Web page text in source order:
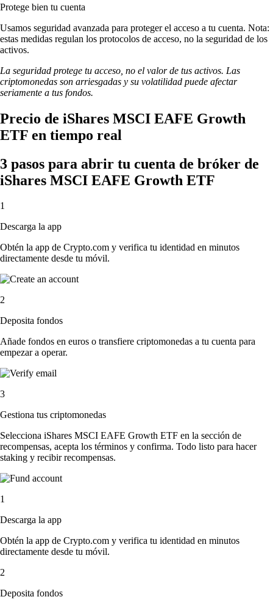
Protege bien tu cuenta
Usamos seguridad avanzada para proteger el acceso a tu cuenta. Nota:
estas medidas regulan los protocolos de acceso, no la seguridad de los
activos.
La seguridad protege tu acceso, no el valor de tus activos. Las
criptomonedas son arriesgadas y su volatilidad puede afectar
seriamente a tus fondos.
Precio de iShares MSCI EAFE Growth
ETF en tiempo real
3 pasos para abrir tu cuenta de bróker de
iShares MSCI EAFE Growth ETF
1
Descarga la app
Obtén la app de Crypto.com y verifica tu identidad en minutos
directamente desde tu móvil.
2
Deposita fondos
Añade fondos en euros o transfiere criptomonedas a tu cuenta para
empezar a operar.
3
Gestiona tus criptomonedas
Selecciona iShares MSCI EAFE Growth ETF en la sección de
recompensas, acepta los términos y confirma. Todo listo para hacer
staking y recibir recompensas.
1
Descarga la app
Obtén la app de Crypto.com y verifica tu identidad en minutos
directamente desde tu móvil.
2
Deposita fondos